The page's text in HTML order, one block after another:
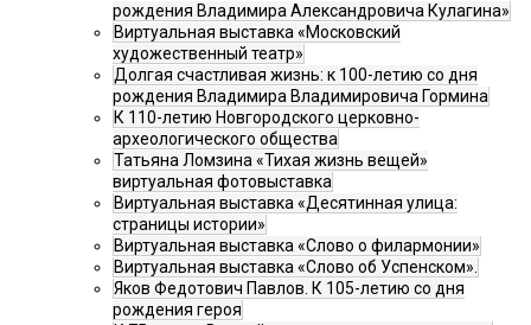
рождения Владимира Александровича Кулагина»
Виртуальная выставка «Московский
художественный театр»
Долгая счастливая жизнь: к 100-летию со дня
рождения Владимира Владимировича Гормина
К 110-летию Новгородского церковно-
археологического общества
Татьяна Ломзина «Тихая жизнь вещей»
виртуальная фотовыставка
Виртуальная выставка «Десятинная улица:
страницы истории»
Виртуальная выставка «Слово о филармонии»
Виртуальная выставка «Слово об Успенском».
Яков Федотович Павлов. К 105-летию со дня
рождения героя